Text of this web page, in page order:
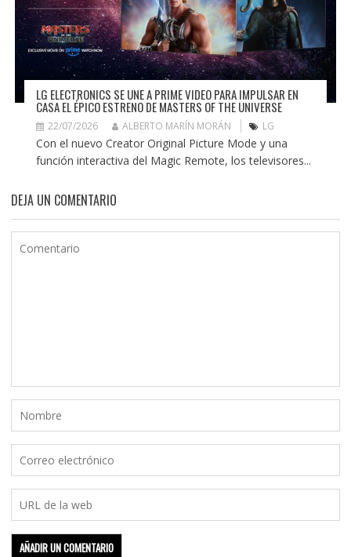
LG ELECTRONICS SE UNE A PRIME VIDEO PARA IMPULSAR EN
CASA EL ÉPICO ESTRENO DE MASTERS OF THE UNIVERSE
22/07/2026 ALBERTO MARÍN MORÁN LG
Con el nuevo Creator Original Picture Mode y una
función interactiva del Magic Remote, los televisores...
DEJA UN COMENTARIO